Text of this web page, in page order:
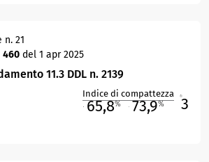
n. 21
460 del 1 apr 2025
11.3 DDL n. 2139
Indice di compattezza
65,8% 73,9% 3